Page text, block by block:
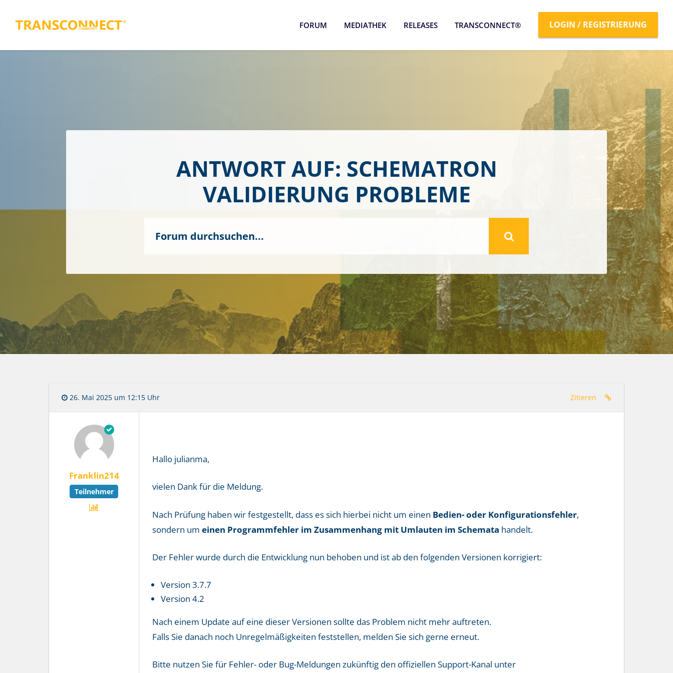
FORUM MEDIATHEK RELEASES TRANSCONNECT® LOGIN / REGISTRIERUNG
ANTWORT AUF: SCHEMATRON
VALIDIERUNG PROBLEME
26. Mai 2025 um 12:15 Uhr Zitieren
Franklin214
Teilnehmer
Hallo julianma,
vielen Dank für die Meldung.
Nach Prüfung haben wir festgestellt, dass es sich hierbei nicht um einen Bedien- oder Konfigurationsfehler,
sondern um einen Programmfehler im Zusammenhang mit Umlauten im Schemata handelt.
Der Fehler wurde durch die Entwicklung nun behoben und ist ab den folgenden Versionen korrigiert:
Version 3.7.7
Version 4.2
Nach einem Update auf eine dieser Versionen sollte das Problem nicht mehr auftreten.
Falls Sie danach noch Unregelmäßigkeiten feststellen, melden Sie sich gerne erneut.
Bitte nutzen Sie für Fehler- oder Bug-Meldungen zukünftig den offiziellen Support-Kanal unter